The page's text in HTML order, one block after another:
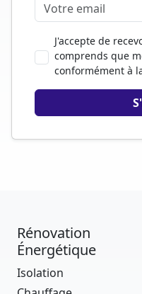
J'accepte de
comprends que
conformément à
Rénovation
Énergétique
Isolation